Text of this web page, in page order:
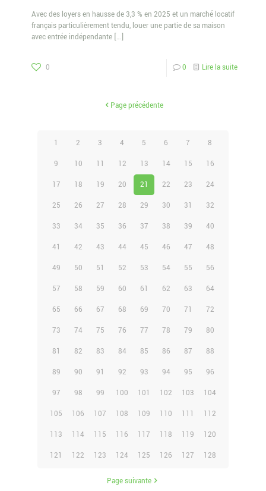
Avec des loyers en hausse de 3,3 % en 2025 et un marché locatif
français particulièrement tendu, louer une partie de sa maison
avec entrée indépendante […]
0 0 Lire la suite
Page précédente
1 2 3 4 5 6 7 8
9 10 11 12 13 14 15 16
17 18 19 20 21 22 23 24
25 26 27 28 29 30 31 32
33 34 35 36 37 38 39 40
41 42 43 44 45 46 47 48
49 50 51 52 53 54 55 56
57 58 59 60 61 62 63 64
65 66 67 68 69 70 71 72
73 74 75 76 77 78 79 80
81 82 83 84 85 86 87 88
89 90 91 92 93 94 95 96
97 98 99 100 101 102 103 104
105 106 107 108 109 110 111 112
113 114 115 116 117 118 119 120
121 122 123 124 125 126 127 128
Page suivante